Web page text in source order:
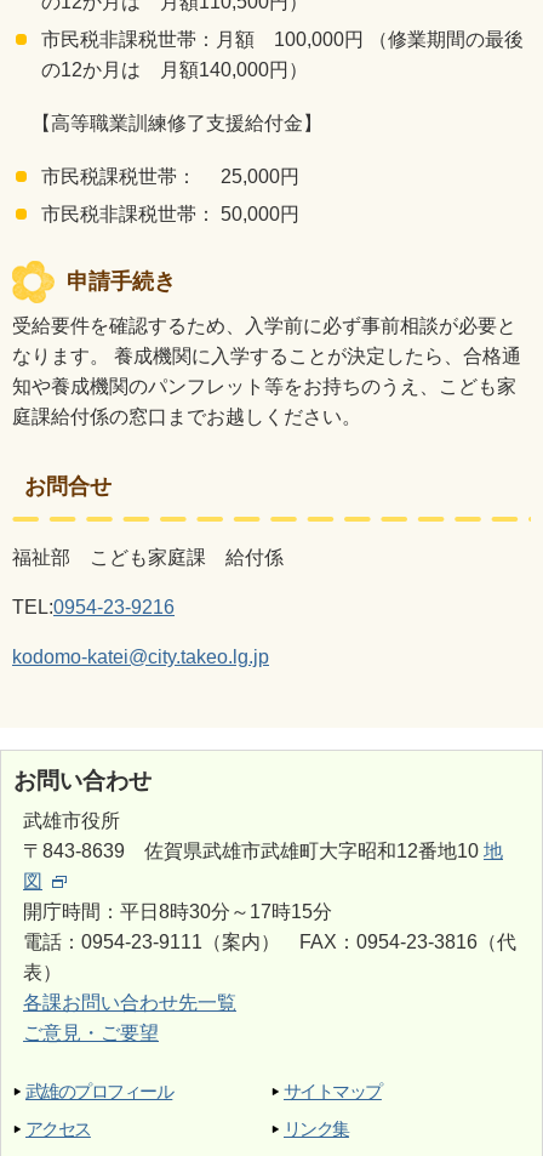
市民税非課税世帯：月額 100,000円 （修業期間の最後
の12か月は 月額140,000円）
【高等職業訓練修了支援給付金】
市民税課税世帯： 25,000円
市民税非課税世帯： 50,000円
申請手続き
受給要件を確認するため、入学前に必ず事前相談が必要と
なります。 養成機関に入学することが決定したら、合格通
知や養成機関のパンフレット等をお持ちのうえ、こども家
庭課給付係の窓口までお越しください。
お問合せ
福祉部 こども家庭課 給付係
TEL:0954-23-9216
kodomo-katei@city.takeo.lg.jp
お問い合わせ
武雄市役所
〒843-8639 佐賀県武雄市武雄町大字昭和12番地10 地
図
開庁時間：平日8時30分～17時15分
電話：0954-23-9111（案内） FAX：0954-23-3816（代
表）
各課お問い合わせ先一覧
ご意見・ご要望
武雄のプロフィール
アクセス
サイトマップ
リンク集